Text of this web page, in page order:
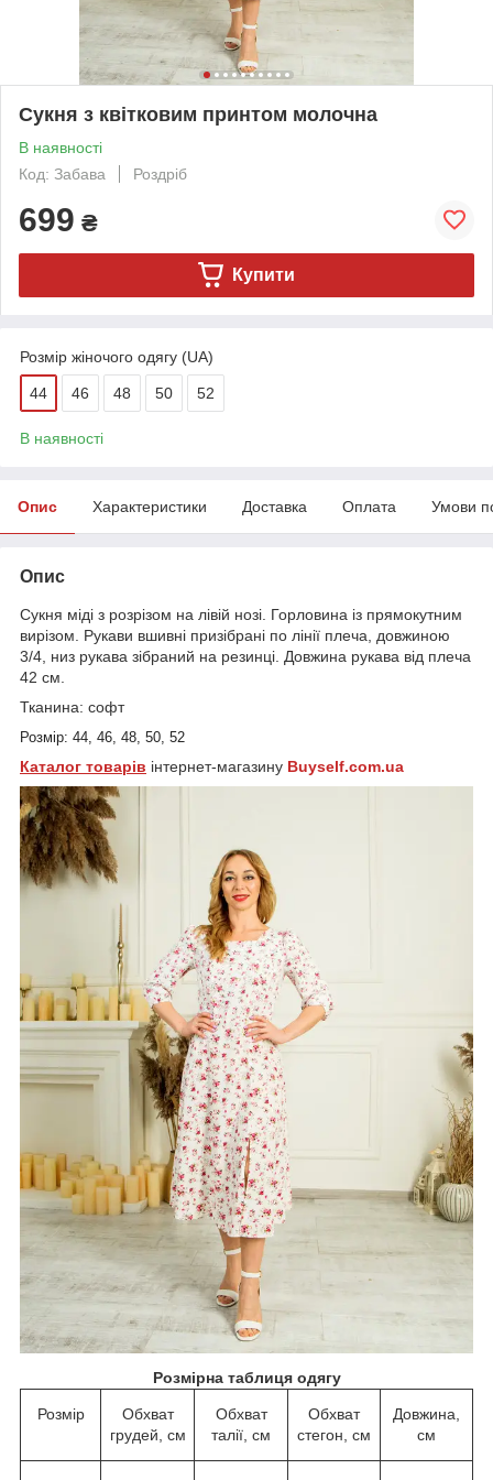
Сукня з квітковим принтом молочна
В наявності
Код: Забава
Роздріб
699 ₴
Купити
Розмір жіночого одягу (UA)
44 46 48 50 52
В наявності
Опис Характеристики Доставка Оплата Умови
Опис
Сукня міді з розрізом на лівій нозі. Горловина із прямокутним
вирізом. Рукави вшивні призібрані по лінії плеча, довжиною
3/4, низ рукава зібраний на резинці. Довжина рукава від плеча
42 см.
Тканина: софт
Розмір: 44, 46, 48, 50, 52
Каталог товарів інтернет-магазину Buyself.com.ua
Розмірна таблиця одягу
Розмір
Обхват
грудей, см
Обхват
талії, см
Обхват
стегон, см
Довжина,
см